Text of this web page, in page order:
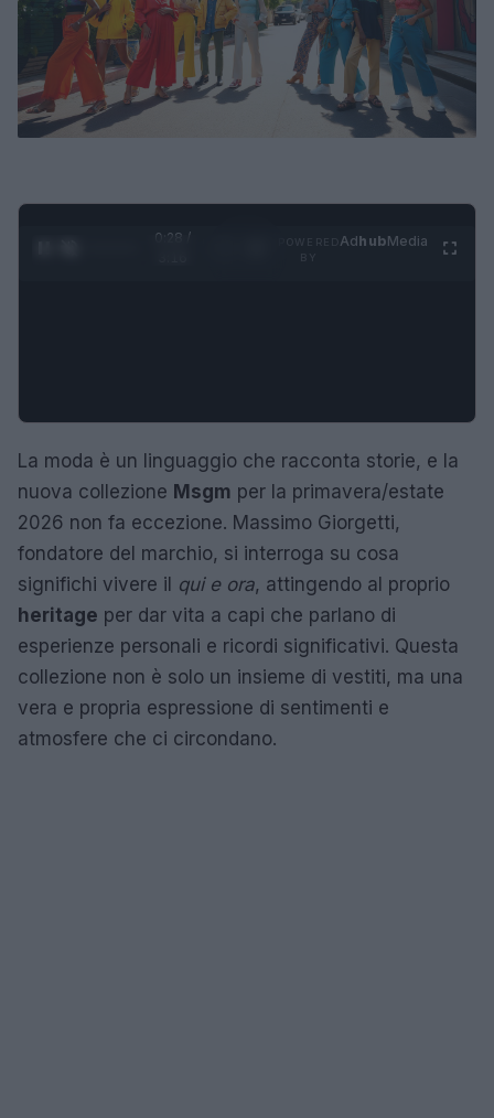
0:29 /
AdhubMedia
La moda è un linguaggio che racconta storie, e la
nuova collezione Msgm per la primavera/estate
2026 non fa eccezione. Massimo Giorgetti,
fondatore del marchio, si interroga su cosa
significhi vivere il qui e ora, attingendo al proprio
heritage per dar vita a capi che parlano di
esperienze personali e ricordi significativi. Questa
collezione non è solo un insieme di vestiti, ma una
vera e propria espressione di sentimenti e
atmosfere che ci circondano.